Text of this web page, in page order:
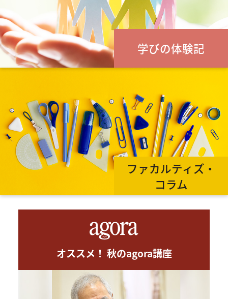
学びの体験記
ファカルティズ・
コラム
オススメ！ 秋のagora講座